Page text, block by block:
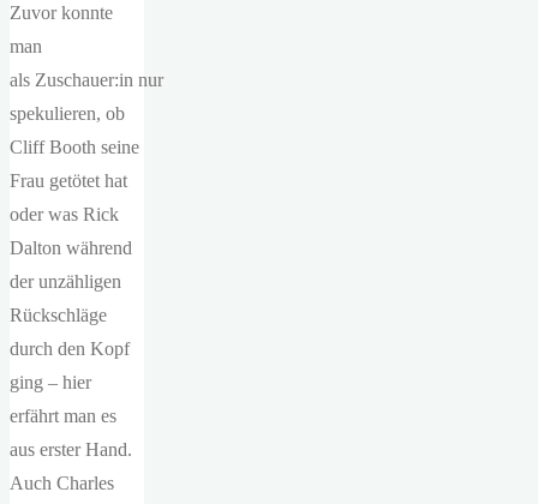
Zuvor konnte
man
als Zuschauer:in nur
spekulieren, ob
Cliff Booth seine
Frau getötet hat
oder was Rick
Dalton während
der unzähligen
Rückschläge
durch den Kopf
ging – hier
erfährt man es
aus erster Hand.
Auch Charles